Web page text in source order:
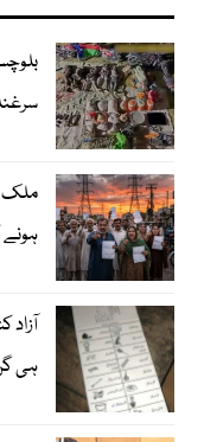
سرغنہ
ملک
ہونے
آزاد
ہی